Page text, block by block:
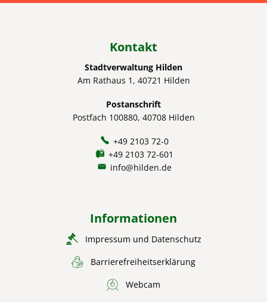
Kontakt
Stadtverwaltung Hilden
Am Rathaus 1, 40721 Hilden
Postanschrift
Postfach 100880, 40708 Hilden
+49 2103 72-0
+49 2103 72-601
info@hilden.de
Informationen
Impressum und Datenschutz
Barrierefreiheitserklärung
Webcam